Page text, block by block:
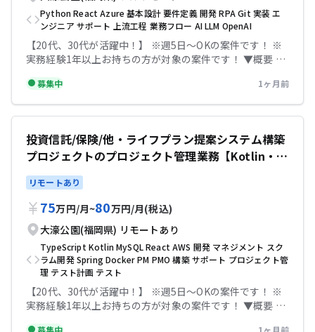
ロンプト、手順書、ツール定義などの作成・改善 ・
Claude Code等を活用したAIエージェントの試作、検証、
改善 ・Python、API、ローコードツール等を使った簡易な
連携・自動化の実装 〇求める人物像 ・AIツールを単なる補
助ではなく、自分の作業を任せる相手として使っている方
・面倒な作業を見つけると、手順化・自動化・再利用した
くなる方 ・完璧な設計書を待つよりも、まず試作して動か
しながら改善できる方 ・AIの出力を鵜呑みにせず、検証・
修正・改善を繰り返せる方 〇開発・利用技術の想定 ・AI開
発支援：Claude Code、Cursor、GitHub Copilot、
ChatGPT 等 ・AIエージェント関連：SKILL.md、プロンプ
ト、ツール／関数呼び出し、RAG ・開発言語：Python、
JavaScript、TypeScript 等 ・開発管理：Git、Issue管
理、コードレビュー、設計レビュー ▼条件等 出社：フル
リモート可 場所：大濠公園駅 精算幅：140h~180h 勤務時
間：8:45〜17:45 服装：私服 【必須スキル】 ・Claude
Code、Cursor、GitHub Copilot、ChatGPT等を使って開
発・調査・資料作成などを効率化した経験 ・自分の作業手
順をAIに任せられるように分解・言語化できること ・
Python、JavaScript、TypeScript等を用いた基本的な開
発経験 ・Git、Issue管理、レビューを前提としたチーム開
発経験 【尚可スキル】 ・Claude Code等で自作コマンド、
PythonReact Azure基本設計要件定義開発 RPAGit 実装 エ
ンジニア サポート 上流工程 業務フロー AILLM OpenAI
【20代、30代が活躍中！】 ※週5日〜OKの案件です！ ※
実務経験1年以上お持ちの方が対象の案件です！ ▼概要 AI
要 本件における募集チームでは、社内業務の高度化・効率
化を目的として、生成AIを活用したAIエージェントの開発
を推進しております。 本プロジェクトでは、対象業務の流
うえで、AIエージェントが実行可能なタスクやスキルとし
て設計・実装していきます。 そのため、純粋なプログラミ
理、要件定義、API設計、業務変革の推進に関心・経験の
ある方を募集いたします。 〇想定する役割 ・業務部門への
ヒアリングを通じた業務内容、業務フロー、判断基準の整
理 ・AIエージェント化に適した業務領域・タスクの切り出
し ・エージェントが利用するスキル、ツール、API、デー
タ連携方式の設計 ・PoC、プロトタイプ開発、本番適用に
向けた課題整理と改善提案 〇求める人物像 ・業務担当者
の説明を受け身で聞くだけでなく、業務の目的や背景まで
理解できる方 ・曖昧な業務手順を、AIエージェントが扱え
る粒度まで分解・構造化できる方 ・プロダクト開発、業務
設計、AI活用の間をつなぐ橋渡し役になれる方 ・未確定要
募集中 1ヶ月前
投資信託/保険/他・ライフプラン提案システム構築
プロジェクトのプロジェクト管理業務【Kotlin・S
pring Boot・MySQL・Docker・Open API・Grad
le・Typescript・React(react router)・vite・C
hart.js・Express・Storybook・Playwright/リ
モートあり】
リモートあり
75万円/月~80万円/月(税込)
大濠公園(福岡県) リモートあり
TypeScript KotlinMySQLReact AWS 開発 マネジメント スク
ラム開発SpringDockerPM PMO 構築サポート プロジェクト管
理 テスト計画 テスト
【20代、30代が活躍中！】 ※週5日〜OKの案件です！ ※
実務経験1年以上お持ちの方が対象の案件です！ ▼概要 投
募集中 1ヶ月前